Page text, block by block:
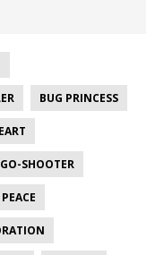
BUG PRINCESS
SHOOTER